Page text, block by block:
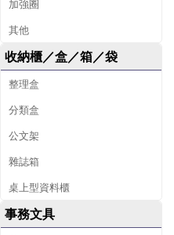
加強圈
其他
收納櫃／盒／箱／袋
整理盒
分類盒
公文架
雜誌箱
桌上型資料櫃
事務文具